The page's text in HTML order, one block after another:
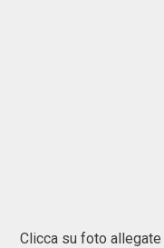
Clicca su foto